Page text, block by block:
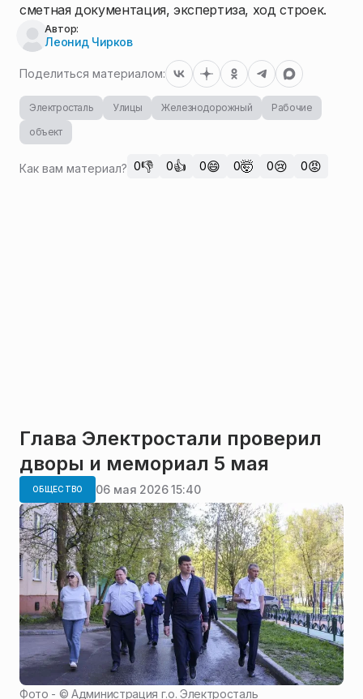
сметная документация, экспертиза, ход строек.
Автор:
Леонид Чирков
Поделиться материалом:
Электросталь Улицы Железнодорожный
Рабочие
объект
Как вам материал? 0👎 0👍 0😄 0🤯 0😢 0😡
Глава Электростали проверил
дворы и мемориал 5 мая
ОБЩЕСТВО 06 мая 2026 15:40
Фото - ©Администрация г.о. Электросталь